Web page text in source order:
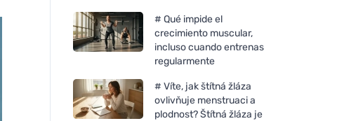
# Qué impide el
crecimiento muscular,
incluso cuando entrenas
regularmente
# Víte, jak štítná žláza
ovlivňuje menstruaci a
plodnost? Štítná žláza je